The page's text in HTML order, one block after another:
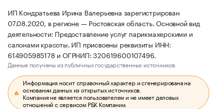
ИП Кондратьева Ирина Валерьевна зарегистрирован
07.08.2020, в регионе — Ростовская область. Основной вид
деятельности: Предоставление услуг парикмахерскими и
салонами красоты. ИП присвоены реквизиты ИНН:
614905985178 и ОГРНИП: 320619600107496.
Данные получены из публичных государственных источников.
Информация носит справочный характер и сгенерирована на
основании данных из открытых источников.
Компания не является пользователем и не имеет деловых
отношений с сервисом РБК Компании.